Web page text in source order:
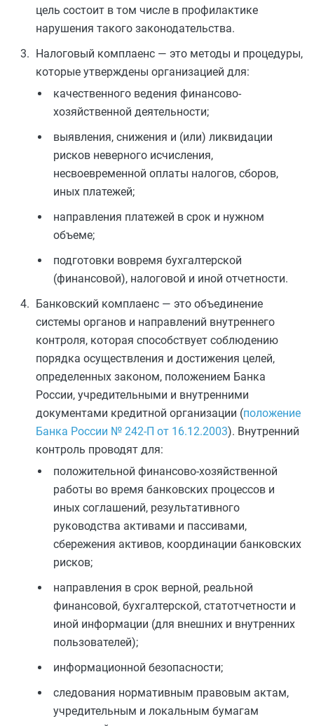
цель состоит в том числе в профилактике
нарушения такого законодательства.
Налоговый комплаенс — это методы и процедуры,
которые утверждены организацией для:
качественного ведения финансово-
хозяйственной деятельности;
выявления, снижения и (или) ликвидации
рисков неверного исчисления,
несвоевременной оплаты налогов, сборов,
иных платежей;
направления платежей в срок и нужном
объеме;
подготовки вовремя бухгалтерской
(финансовой), налоговой и иной отчетности.
Банковский комплаенс — это объединение
системы органов и направлений внутреннего
контроля, которая способствует соблюдению
порядка осуществления и достижения целей,
определенных законом, положением Банка
России, учредительными и внутренними
документами кредитной организации (положение
Банка России № 242-П от 16.12.2003). Внутренний
контроль проводят для:
положительной финансово-хозяйственной
работы во время банковских процессов и
иных соглашений, результативного
руководства активами и пассивами,
сбережения активов, координации банковских
рисков;
направления в срок верной, реальной
финансовой, бухгалтерской, статотчетности и
иной информации (для внешних и внутренних
пользователей);
информационной безопасности;
следования нормативным правовым актам,
учредительным и локальным бумагам